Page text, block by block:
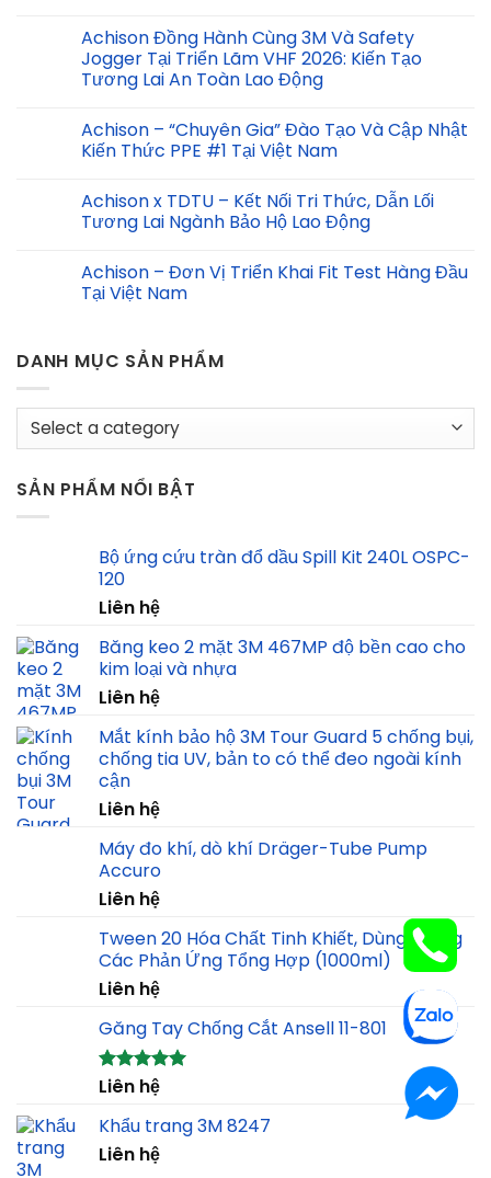
Achison Đồng Hành Cùng 3M Và Safety
Jogger Tại Triển Lãm VHF 2026: Kiến Tạo
Tương Lai An Toàn Lao Động
Achison – “Chuyên Gia” Đào Tạo Và Cập Nhật
Kiến Thức PPE #1 Tại Việt Nam
Achison x TDTU – Kết Nối Tri Thức, Dẫn Lối
Tương Lai Ngành Bảo Hộ Lao Động
Achison – Đơn Vị Triển Khai Fit Test Hàng Đầu
Tại Việt Nam
DANH MỤC SẢN PHẨM
SẢN PHẨM NỔI BẬT
Bộ ứng cứu tràn đổ dầu Spill Kit 240L OSPC-
120
Liên hệ
Băng keo 2 mặt 3M 467MP độ bền cao cho
kim loại và nhựa
Liên hệ
Mắt kính bảo hộ 3M Tour Guard 5 chống bụi,
chống tia UV, bản to có thể đeo ngoài kính
cận
Liên hệ
Máy đo khí, dò khí Dräger-Tube Pump
Accuro
Liên hệ
Tween 20 Hóa Chất Tinh Khiết, Dùng Trong
Các Phản Ứng Tổng Hợp (1000ml)
Liên hệ
Găng Tay Chống Cắt Ansell 11-801
Rated5.00
out of 5
Liên hệ
Khẩu trang 3M 8247
Liên hệ